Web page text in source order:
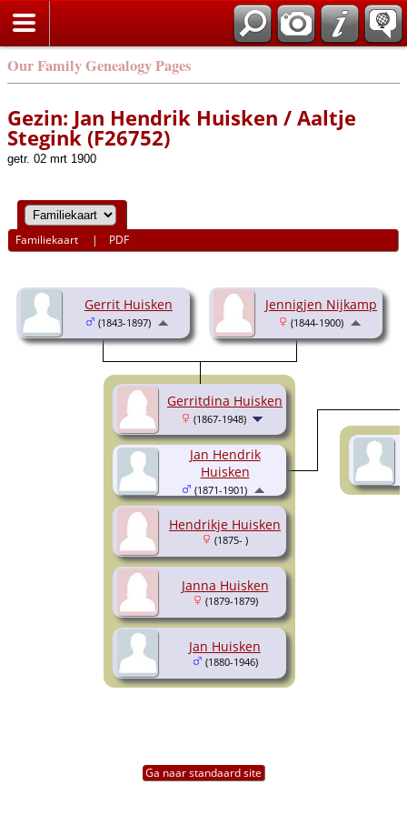
Our Family Genealogy Pages
Gezin: Jan Hendrik Huisken / Aaltje
Stegink (F26752)
getr. 02 mrt 1900
Familiekaart | PDF
Gerrit Huisken
(1843-1897)
Jennigjen Nijkamp
(1844-1900)
Gerritdina Huisken
(1867-1948)
Hendrikje Huisken
(1875- )
Janna Huisken
(1879-1879)
Jan Huisken
(1880-1946)
Jan Hendrik
Huisken
(1871-1901)
Ga naar standaard site